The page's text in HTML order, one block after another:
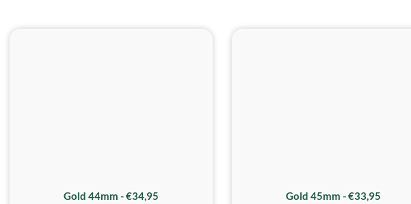
Gold 44mm - €34,95
Gold 45mm - €33,95